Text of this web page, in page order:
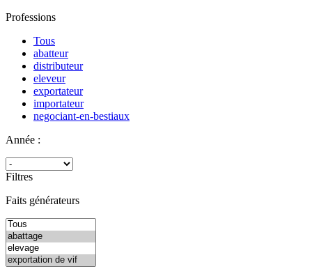
Professions
Tous
abatteur
distributeur
eleveur
exportateur
importateur
negociant-en-bestiaux
Année :
Filtres
Faits générateurs